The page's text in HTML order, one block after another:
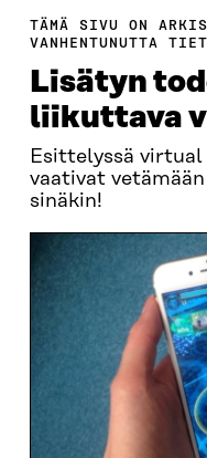
TÄMÄ SIVU ON
VANHENTUNUTTA
Lisätyn
liikuttava
Esittelyssä
vaativat
sinäkin!